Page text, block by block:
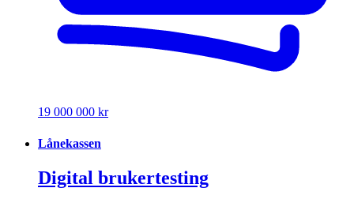
19 000 000 kr
Lånekassen
Digital brukertesting